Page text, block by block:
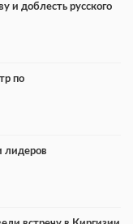
и доблесть русского
по
лидеров